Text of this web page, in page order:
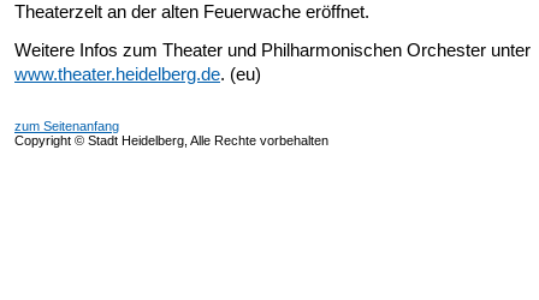
Theaterzelt an der alten Feuerwache eröffnet.
Weitere Infos zum Theater und Philharmonischen Orchester unter
www.theater.heidelberg.de. (eu)
zum Seitenanfang
Copyright © Stadt Heidelberg, Alle Rechte vorbehalten